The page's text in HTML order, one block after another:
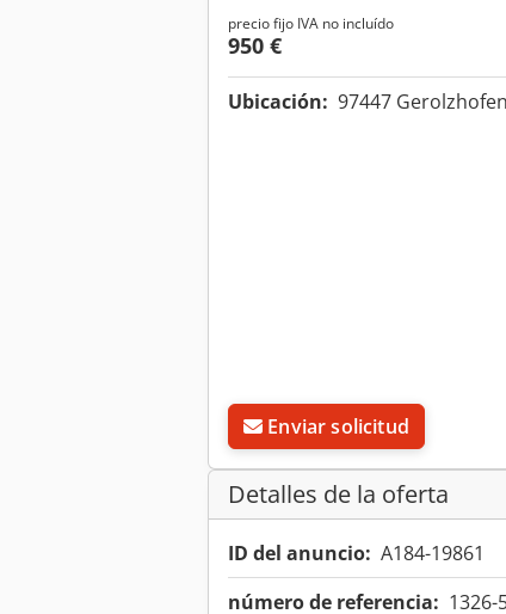
precio fijo IVA no incluído
950 €
Ubicación: 97447
Enviar solicitud
Detalles de la oferta
ID del anuncio: A184-19861
número de referencia: 1326-